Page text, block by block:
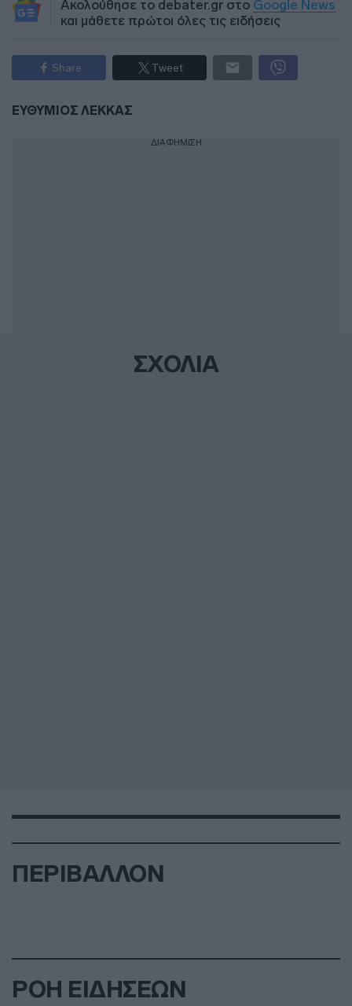
Ακολούθησε το debater.gr στο Google News
και μάθετε πρώτοι όλες τις ειδήσεις
Share Tweet
ΕΥΘΥΜΙΟΣ ΛΕΚΚΑΣ
ΔΙΑΦΗΜΙΣΗ
ΣΧΟΛΙΑ
ΠΕΡΙΒΑΛΛΟΝ
ΡΟΗ ΕΙΔΗΣΕΩΝ